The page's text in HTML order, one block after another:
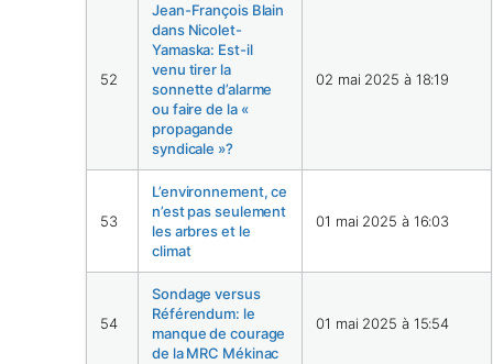
52
Jean-François Blain
dans Nicolet-
Yamaska: Est-il
venu tirer la
sonnette d’alarme
ou faire de la «
propagande
syndicale »?
02 mai 2025 à 18:19
53
L’environnement, ce
n’est pas seulement
les arbres et le
climat
01 mai 2025 à 16:03
54
Sondage versus
Référendum: le
manque de courage
de la MRC Mékinac
01 mai 2025 à 15:54